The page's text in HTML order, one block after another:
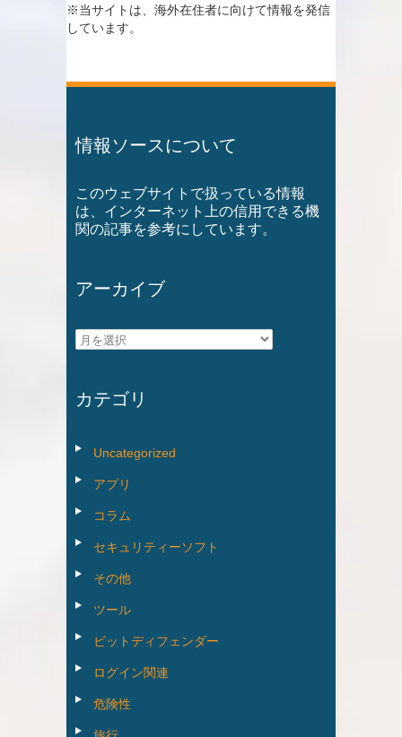
※当サイトは、海外在住者に向けて情報を発信
しています。
情報ソースについて
このウェブサイトで扱っている情報
は、インターネット上の信用できる機
関の記事を参考にしています。
アーカイブ
ア
カ
ブ
カテゴリ
Uncategorized
アプリ
コラム
セキュリティーソフト
その他
ツール
ビットディフェンダー
ログイン関連
危険性